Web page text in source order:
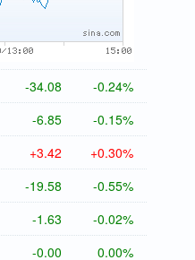
-34.08 -0.24%
-6.85 -0.15%
+3.42 +0.30%
-19.58 -0.55%
-1.63 -0.02%
-0.00 0.00%